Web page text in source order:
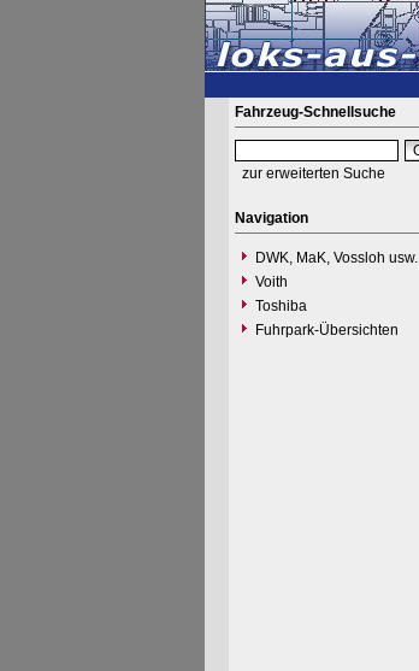
Fahrzeug-Schnellsuche
zur erweiterten Suche
Navigation
DWK, MaK, Vossloh usw.
Voith
Toshiba
Fuhrpark-Übersichten